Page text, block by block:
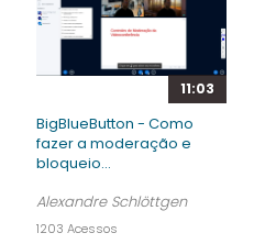
11:03
BigBlueButton - Como
fazer a moderação e
bloqueio...
Alexandre Schlöttgen
1203 Acessos